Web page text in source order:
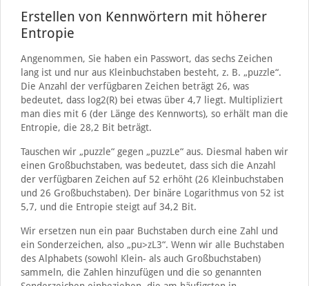
Erstellen von Kennwörtern mit höherer
Entropie
Angenommen, Sie haben ein Passwort, das sechs Zeichen
lang ist und nur aus Kleinbuchstaben besteht, z. B. „puzzle“.
Die Anzahl der verfügbaren Zeichen beträgt 26, was
bedeutet, dass log2(R) bei etwas über 4,7 liegt. Multipliziert
man dies mit 6 (der Länge des Kennworts), so erhält man die
Entropie, die 28,2 Bit beträgt.
Tauschen wir „puzzle“ gegen „puzzLe“ aus. Diesmal haben wir
einen Großbuchstaben, was bedeutet, dass sich die Anzahl
der verfügbaren Zeichen auf 52 erhöht (26 Kleinbuchstaben
und 26 Großbuchstaben). Der binäre Logarithmus von 52 ist
5,7, und die Entropie steigt auf 34,2 Bit.
Wir ersetzen nun ein paar Buchstaben durch eine Zahl und
ein Sonderzeichen, also „pu>zL3“. Wenn wir alle Buchstaben
des Alphabets (sowohl Klein- als auch Großbuchstaben)
sammeln, die Zahlen hinzufügen und die so genannten